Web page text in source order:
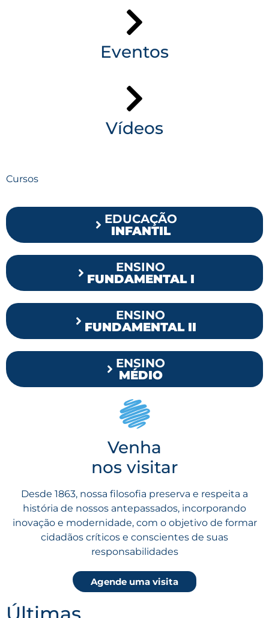
Eventos
Vídeos
Cursos
EDUCAÇÃO
INFANTIL
ENSINO
FUNDAMENTAL I
ENSINO
FUNDAMENTAL II
ENSINO
MÉDIO
Venha
nos visitar
Desde 1863, nossa filosofia preserva e respeita a
história de nossos antepassados, incorporando
inovação e modernidade, com o objetivo de formar
cidadãos críticos e conscientes de suas
responsabilidades
Agende uma visita